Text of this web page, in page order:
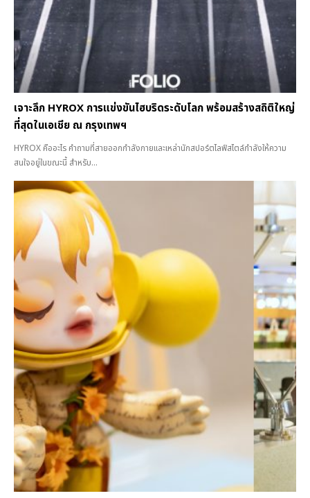
เจาะลึก HYROX การแข่งขันไฮบริดระดับโลก พร้อมสร้างสถิติใหญ่
ที่สุดในเอเชีย ณ กรุงเทพฯ
HYROX คืออะไร คำถามที่สายออกกำลังกายและเหล่านักสปอร์ตไลฟ์สไตล์กำลังให้ความ
สนใจอยู่ในขณะนี้ สำหรับ...